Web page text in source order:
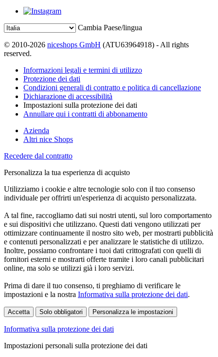
Cambia Paese/lingua
© 2010-2026 niceshops GmbH (ATU63964918) - All rights
reserved.
Informazioni legali e termini di utilizzo
Protezione dei dati
Condizioni generali di contratto e politica di cancellazione
Dichiarazione di accessibilità
Impostazioni sulla protezione dei dati
Annullare qui i contratti di abbonamento
Azienda
Altri nice Shops
Recedere dal contratto
Personalizza la tua esperienza di acquisto
Utilizziamo i cookie e altre tecnologie solo con il tuo consenso
individuale per offrirti un'esperienza di acquisto personalizzata.
A tal fine, raccogliamo dati sui nostri utenti, sul loro comportamento
e sui dispositivi che utilizzano. Questi dati vengono utilizzati per
ottimizzare continuamente il nostro sito web, per mostrarti pubblicità
e contenuti personalizzati e per analizzare le statistiche di utilizzo.
Inoltre, possiamo confrontare i tuoi dati crittografati con quelli di
fornitori esterni e mostrarti offerte tramite i loro canali pubblicitari
online, ma solo se utilizzi già i loro servizi.
Prima di dare il tuo consenso, ti preghiamo di verificare le
impostazioni e la nostra Informativa sulla protezione dei dati.
Accetta Solo obbligatori Personalizza le impostazioni
Informativa sulla protezione dei dati
Impostazioni personali sulla protezione dei dati